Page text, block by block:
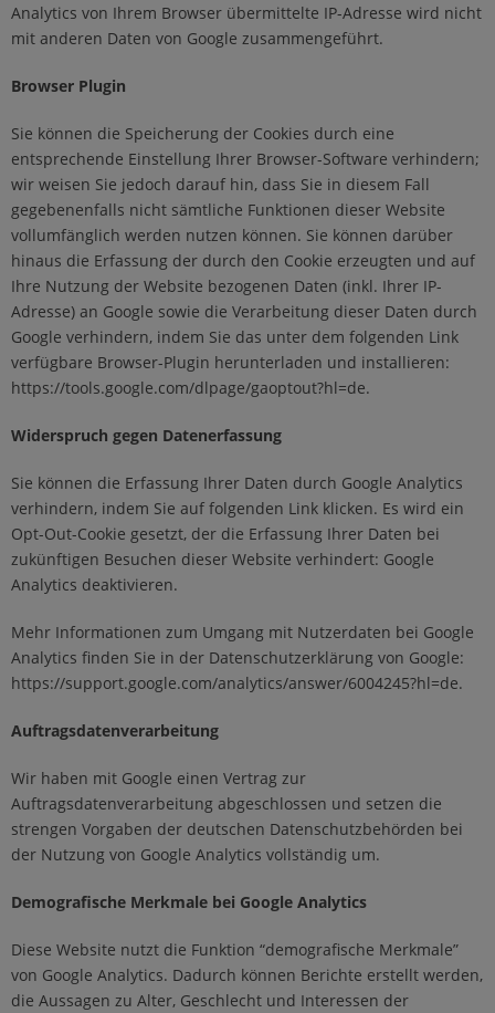
Analytics von Ihrem Browser übermittelte IP-Adresse wird nicht
mit anderen Daten von Google zusammengeführt.
Browser Plugin
Sie können die Speicherung der Cookies durch eine
entsprechende Einstellung Ihrer Browser-Software verhindern;
wir weisen Sie jedoch darauf hin, dass Sie in diesem Fall
gegebenenfalls nicht sämtliche Funktionen dieser Website
vollumfänglich werden nutzen können. Sie können darüber
hinaus die Erfassung der durch den Cookie erzeugten und auf
Ihre Nutzung der Website bezogenen Daten (inkl. Ihrer IP-
Adresse) an Google sowie die Verarbeitung dieser Daten durch
Google verhindern, indem Sie das unter dem folgenden Link
verfügbare Browser-Plugin herunterladen und installieren:
https://tools.google.com/dlpage/gaoptout?hl=de.
Widerspruch gegen Datenerfassung
Sie können die Erfassung Ihrer Daten durch Google Analytics
verhindern, indem Sie auf folgenden Link klicken. Es wird ein
Opt-Out-Cookie gesetzt, der die Erfassung Ihrer Daten bei
zukünftigen Besuchen dieser Website verhindert: Google
Analytics deaktivieren.
Mehr Informationen zum Umgang mit Nutzerdaten bei Google
Analytics finden Sie in der Datenschutzerklärung von Google:
https://support.google.com/analytics/answer/6004245?hl=de.
Auftragsdatenverarbeitung
Wir haben mit Google einen Vertrag zur
Auftragsdatenverarbeitung abgeschlossen und setzen die
strengen Vorgaben der deutschen Datenschutzbehörden bei
der Nutzung von Google Analytics vollständig um.
Demografische Merkmale bei Google Analytics
Diese Website nutzt die Funktion “demografische Merkmale”
von Google Analytics. Dadurch können Berichte erstellt werden,
die Aussagen zu Alter, Geschlecht und Interessen der